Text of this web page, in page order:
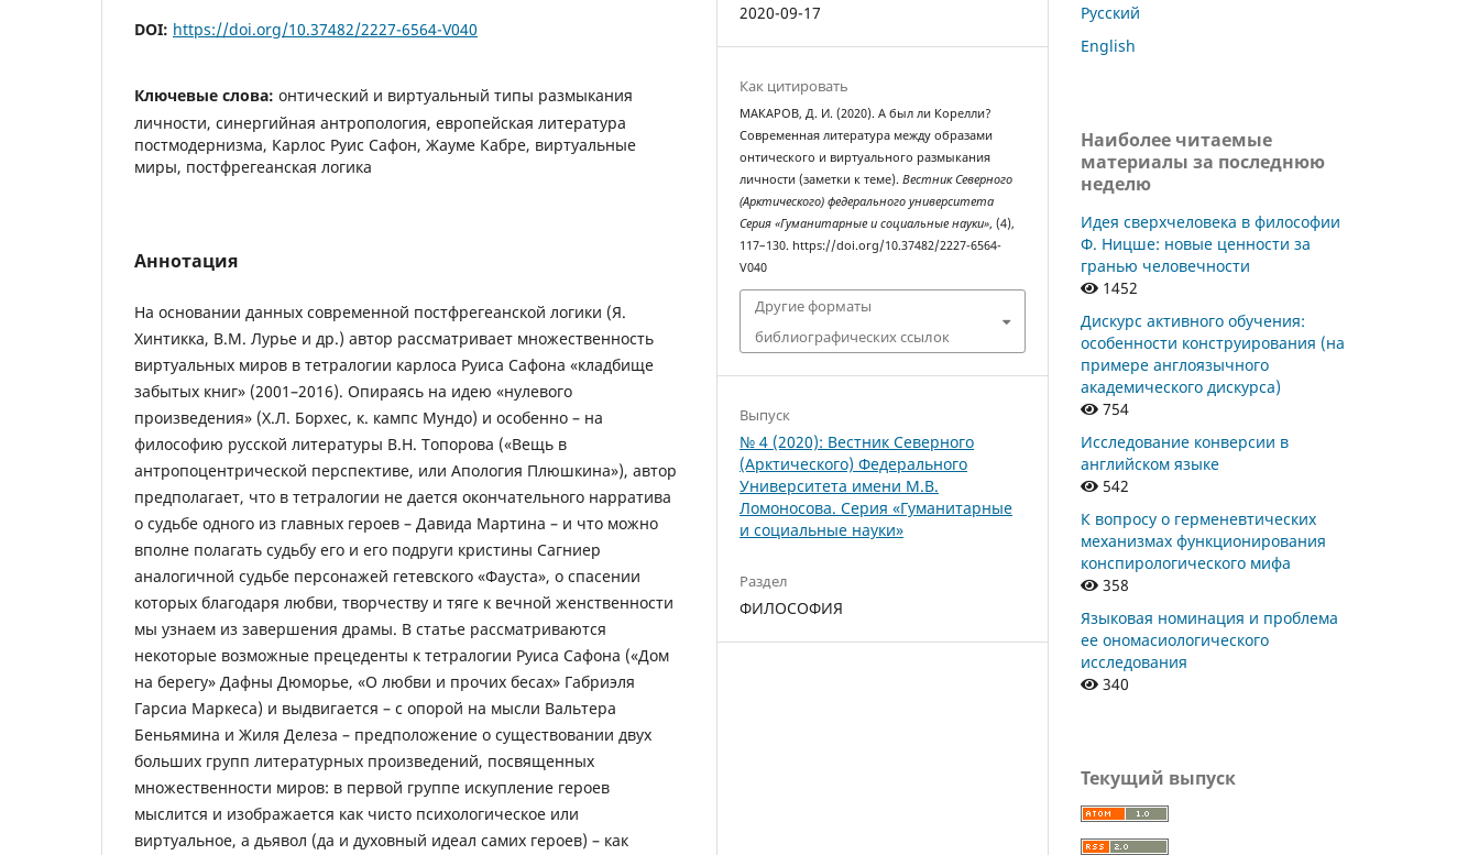
DOI: https://doi.org/10.37482/2227-6564-V040
Ключевые слова: онтический и виртуальный типы размыкания
личности, синергийная антропология, европейская литература
постмодернизма, Карлос Руис Сафон, Жауме Кабре, виртуальные
миры, постфрегеанская логика
Аннотация
На основании данных современной постфрегеанской логики (Я.
Хинтикка, В.М. Лурье и др.) автор рассматривает множественность
виртуальных миров в тетралогии карлоса Руиса Сафона «кладбище
забытых книг» (2001–2016). Опираясь на идею «нулевого
произведения» (Х.Л. Борхес, к. кампс Мундо) и особенно – на
философию русской литературы В.Н. Топорова («Вещь в
антропоцентрической перспективе, или Апология Плюшкина»), автор
предполагает, что в тетралогии не дается окончательного нарратива
о судьбе одного из главных героев – Давида Мартина – и что можно
вполне полагать судьбу его и его подруги кристины Сагниер
аналогичной судьбе персонажей гетевского «Фауста», о спасении
которых благодаря любви, творчеству и тяге к вечной женственности
мы узнаем из завершения драмы. В статье рассматриваются
некоторые возможные прецеденты к тетралогии Руиса Сафона («Дом
на берегу» Дафны Дюморье, «О любви и прочих бесах» Габриэля
Гарсиа Маркеса) и выдвигается – с опорой на мысли Вальтера
Беньямина и Жиля Делеза – предположение о существовании двух
больших групп литературных произведений, посвященных
множественности миров: в первой группе искупление героев
мыслится и изображается как чисто психологическое или
виртуальное, а дьявол (да и духовный идеал самих героев) – как
2020-09-17
Как цитировать
МАКАРОВ, Д. И. (2020). А был ли Корелли?
Современная литература между образами
онтического и виртуального размыкания
личности (заметки к теме).Вестник Северного
(Арктического) федерального университета
Серия «Гуманитарные и социальные науки», (4),
117–130. https://doi.org/10.37482/2227-6564-
V040
Другие форматы
библиографических ссылок
Выпуск
№ 4 (2020): Вестник Северного
(Арктического) Федерального
Университета имени М.В.
Ломоносова. Серия «Гуманитарные
и социальные науки»
Раздел
ФИЛОСОФИЯ
Русский
English
Наиболее читаемые
материалы за последнюю
неделю
Идея сверхчеловека в философии
Ф. Ницше: новые ценности за
гранью человечности
1452
Дискурс активного обучения:
особенности конструирования (на
примере англоязычного
академического дискурса)
754
Исследование конверсии в
английском языке
542
К вопросу о герменевтических
механизмах функционирования
конспирологического мифа
358
Языковая номинация и проблема
ее ономасиологического
исследования
340
Текущий выпуск